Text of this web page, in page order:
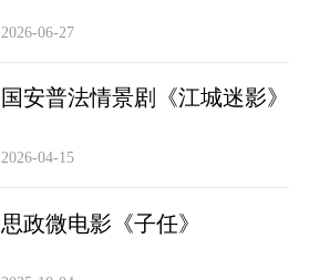
2026-06-27
国安普法情景剧《江城迷影》
2026-04-15
思政微电影《子任》